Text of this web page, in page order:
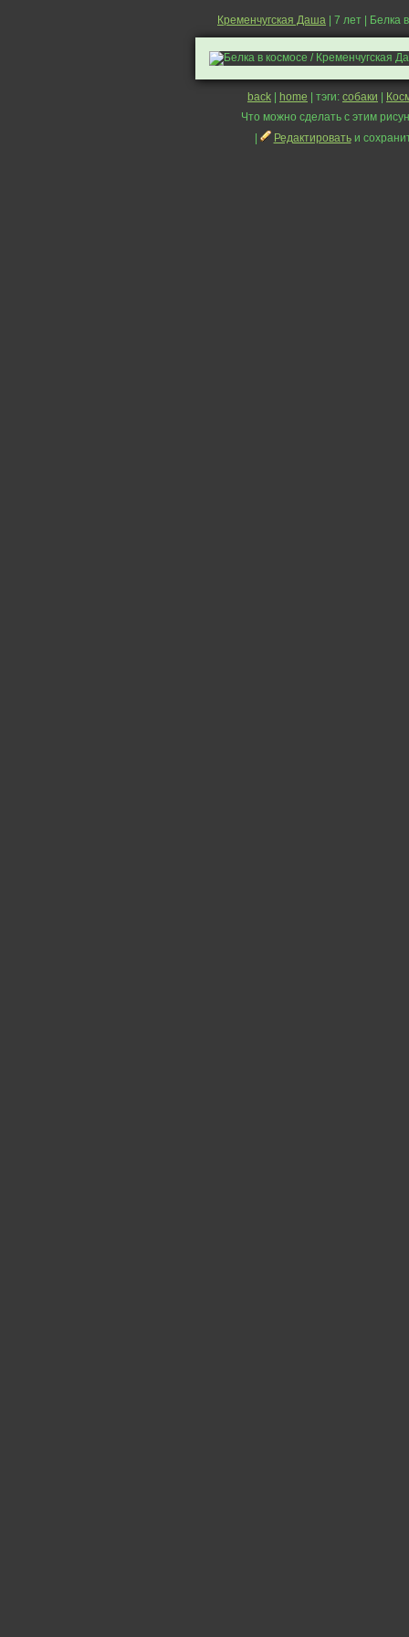
Кременчугская Даша | 7 лет | Белка
back home | тэги: собаки
Что можно сделать с этим
Редактироватьи